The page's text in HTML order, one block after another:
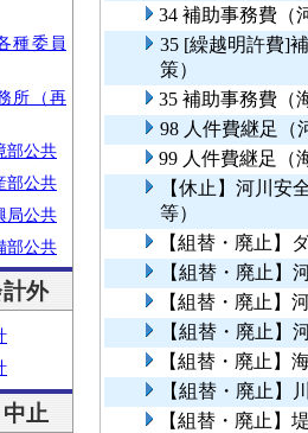
種委員
所（再
部公共
部公共
局公共
部公共
外
止
34 補助事務費（
35 [繰越明許費]
策）
35 補助事務費（
98 人件費継足（
99 人件費継足（
【休止】河川安
等）
【組替・廃止】
【組替・廃止】
【組替・廃止】
【組替・廃止】
【組替・廃止】
【組替・廃止】
【組替・廃止】